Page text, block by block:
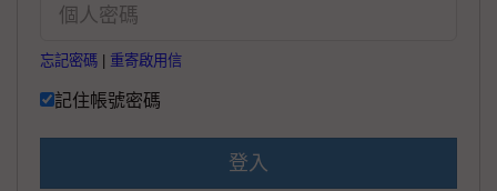
忘記密碼 重寄啟用信
記住帳號密碼
登入